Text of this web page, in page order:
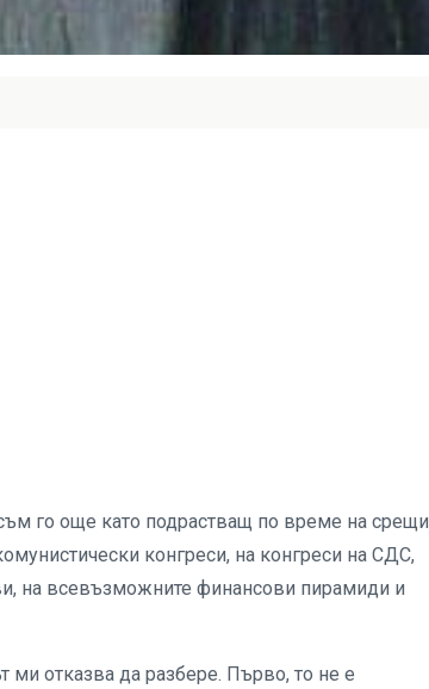
го още като подрастващ по време на срещи
конгреси, на конгреси на СДС,
на всевъзможните финансови пирамиди и
ми отказва да разбере. Първо, то не е